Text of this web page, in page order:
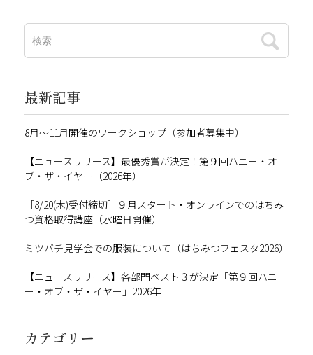
最新記事
8月～11月開催のワークショップ（参加者募集中）
【ニュースリリース】最優秀賞が決定！第９回ハニー・オ
ブ・ザ・イヤー（2026年）
［8/20(木)受付締切］９月スタート・オンラインでのはちみ
つ資格取得講座（水曜日開催）
ミツバチ見学会での服装について（はちみつフェスタ2026）
【ニュースリリース】各部門ベスト３が決定「第９回ハニ
ー・オブ・ザ・イヤー」2026年
カテゴリー